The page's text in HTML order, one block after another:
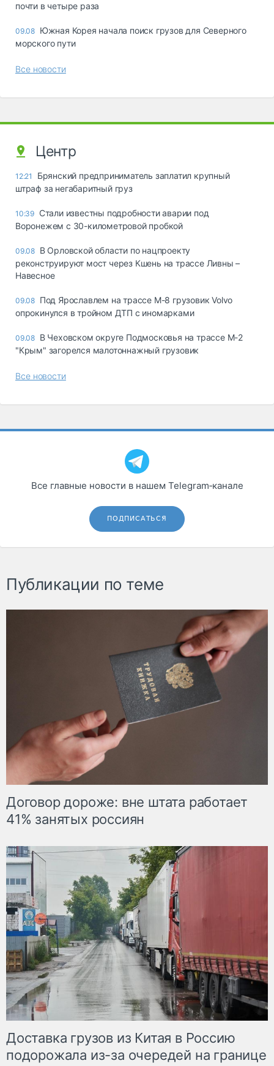
почти в четыре раза
09.08 Южная Корея начала поиск грузов для Северного
морского пути
Все новости
Центр
12:21
Брянский предприниматель заплатил крупный
штраф за негабаритный груз
10:39 Стали известны подробности аварии под
Воронежем с 30-километровой пробкой
09.08 В Орловской области по нацпроекту
реконструируют мост через Кшень на трассе Ливны –
Навесное
09.08 Под Ярославлем на трассе М-8 грузовик Volvo
опрокинулся в тройном ДТП с иномарками
09.08 В Чеховском округе Подмосковья на трассе М-2
"Крым" загорелся малотоннажный грузовик
Все новости
Все главные новости в нашем Telegram‑канале
ПОДПИСАТЬСЯ
Публикации по теме
Договор дороже: вне штата работает
41% занятых россиян
Доставка грузов из Китая в Россию
подорожала из-за очередей на границе